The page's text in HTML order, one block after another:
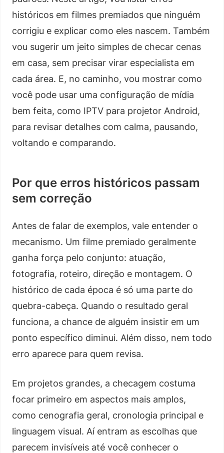
históricos em filmes premiados que ninguém
corrigiu e explicar como eles nascem. Também
vou sugerir um jeito simples de checar cenas
em casa, sem precisar virar especialista em
cada área. E, no caminho, vou mostrar como
você pode usar uma configuração de mídia
bem feita, como IPTV para projetor Android,
para revisar detalhes com calma, pausando,
voltando e comparando.
Por que erros históricos passam
sem correção
Antes de falar de exemplos, vale entender o
mecanismo. Um filme premiado geralmente
ganha força pelo conjunto: atuação,
fotografia, roteiro, direção e montagem. O
histórico de cada época é só uma parte do
quebra-cabeça. Quando o resultado geral
funciona, a chance de alguém insistir em um
ponto específico diminui. Além disso, nem todo
erro aparece para quem revisa.
Em projetos grandes, a checagem costuma
focar primeiro em aspectos mais amplos,
como cenografia geral, cronologia principal e
linguagem visual. Aí entram as escolhas que
parecem invisíveis até você conhecer o